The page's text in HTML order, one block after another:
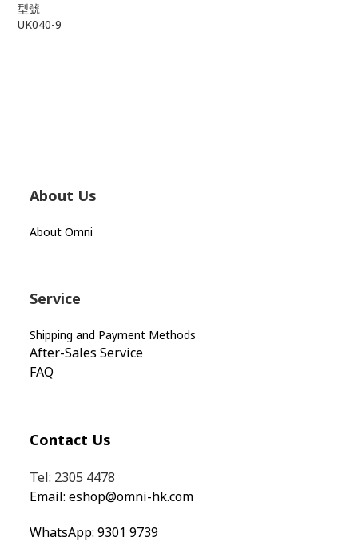
型號
UK040-9
About Us
About Omni
Service
Shipping and Payment Methods
After-Sales Service
FAQ
Contact Us
Tel: 2305 4478
Email: eshop@omni-hk.com
WhatsApp: 9301 9739